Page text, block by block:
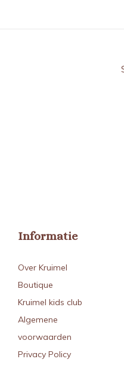
Informatie
Over Kruimel
Boutique
Kruimel kids club
Algemene
voorwaarden
Privacy Policy